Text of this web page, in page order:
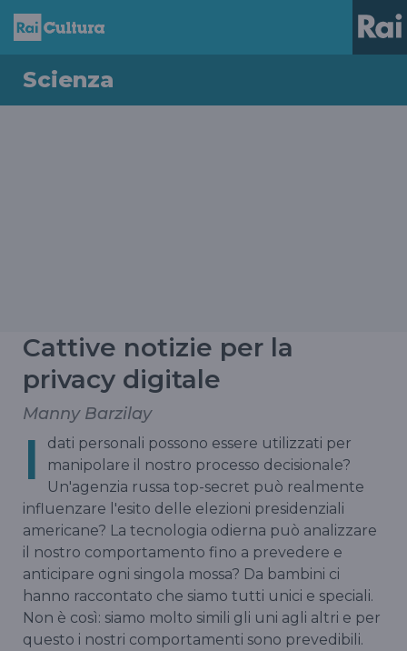
Scienza
Cattive notizie per la
privacy digitale
Manny Barzilay
I
dati personali possono essere utilizzati per
manipolare il nostro processo decisionale?
Un'agenzia russa top-secret può realmente
influenzare l'esito delle elezioni presidenziali
americane? La tecnologia odierna può analizzare
il nostro comportamento fino a prevedere e
anticipare ogni singola mossa? Da bambini ci
hanno raccontato che siamo tutti unici e speciali.
Non è così: siamo molto simili gli uni agli altri e per
questo i nostri comportamenti sono prevedibili.